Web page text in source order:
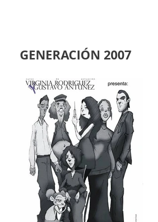
​GENERACIÓN 2007